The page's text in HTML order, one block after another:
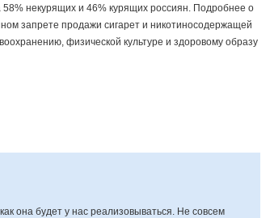
некурящих и 46% курящих россиян. Подробнее о
запрете продажи сигарет и никотиносодержащей
физической культуре и здоровому образу
она будет у нас реализовываться. Не совсем